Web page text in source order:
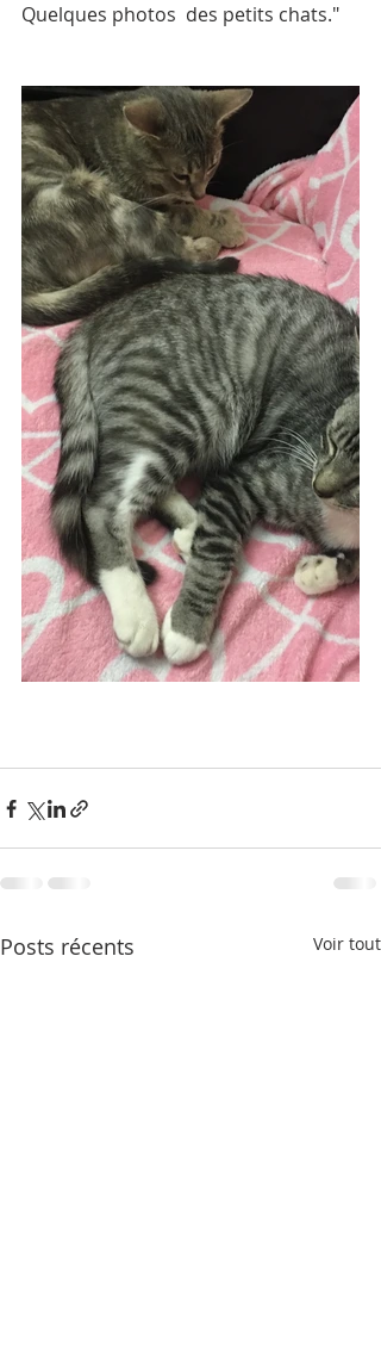
Quelques photos  des petits chats."
Posts récents Voir tout